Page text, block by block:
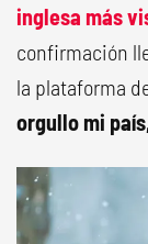
inglesa más
confirmación
la plataforma
orgullo mi